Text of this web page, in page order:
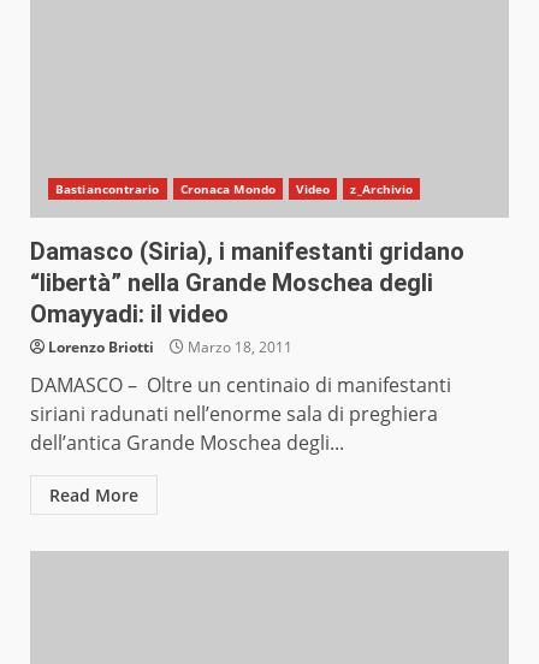
Bastiancontrario Cronaca Mondo Video z_Archivio
Damasco (Siria), i manifestanti gridano
“libertà” nella Grande Moschea degli
Omayyadi: il video
Lorenzo Briotti Marzo 18, 2011
DAMASCO – Oltre un centinaio di manifestanti
siriani radunati nell’enorme sala di preghiera
dell’antica Grande Moschea degli...
Read More